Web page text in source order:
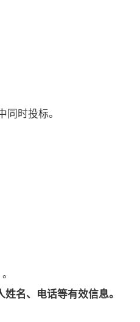
时投标。
名、电话等有效信息。